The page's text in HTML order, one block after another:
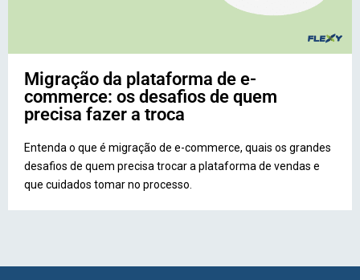
Migração da plataforma de e-
commerce: os desafios de quem
precisa fazer a troca
Entenda o que é migração de e-commerce, quais os grandes
desafios de quem precisa trocar a plataforma de vendas e
que cuidados tomar no processo.